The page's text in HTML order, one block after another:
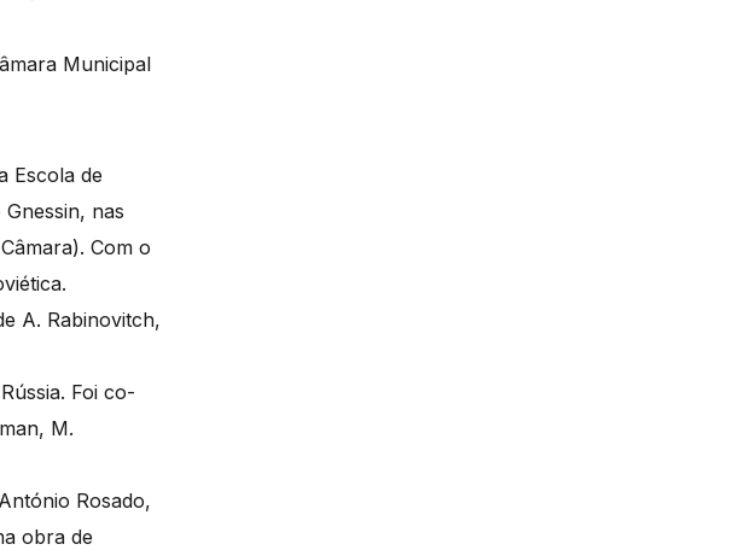
Municipal
Escola de
nas
Com o
A. Rabinovitch,
Foi co-
M.
Rosado,
obra de